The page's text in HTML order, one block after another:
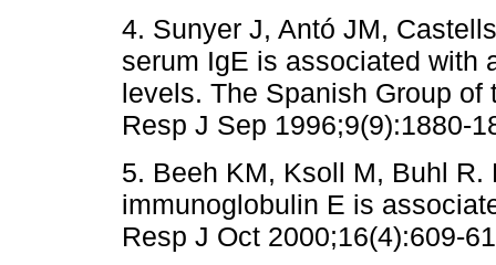
4. Sunyer J, Antó JM,
serum IgE is associated with
levels. The Spanish Group
Resp J Sep 1996;9(9):1880-
5. Beeh KM, Ksoll M, Buhl
immunoglobulin E is
Resp J Oct 2000;16(4):609-